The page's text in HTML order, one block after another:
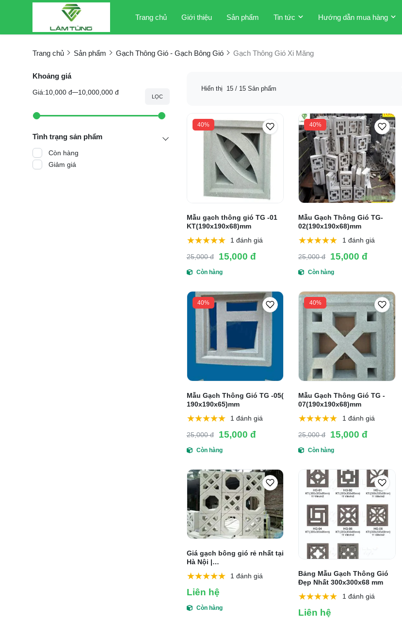
Trang chủ Giới thiệu Sản phẩm Tin tức Hướng dẫn mua hàng
Trang chủ Sản phẩm Gạch Thông Gió - Gạch Bông Gió Gạch Thông Gió Xi Măng
Khoảng giá
Giá:10,000 đ 10,000,000 đ
LỌC
Tình trạng sản phẩm
Còn hàng
Giảm giá
Hiển thị 15/ 15 Sản phẩm
40%
Mẫu gạch thông gió TG -01
KT(190x190x68)mm
1 đánh giá
25,000 đ 15,000 đ
Còn hàng
40%
Mẫu Gạch Thông Gió TG-
02(190x190x68)mm
1 đánh giá
25,000 đ 15,000 đ
Còn hàng
40%
Mẫu Gạch Thông Gió TG -05(
190x190x65)mm
1 đánh giá
25,000 đ 15,000 đ
Còn hàng
40%
Mẫu Gạch Thông Gió TG -
07(190x190x68)mm
1 đánh giá
25,000 đ 15,000 đ
Còn hàng
Giá gạch bông gió rẻ nhất tại
Hà Nội |
1 đánh giá
Liên hệ
Còn hàng
Bảng Mẫu Gạch Thông Gió
Đẹp Nhất 300x300x68 mm
1 đánh giá
Liên hệ